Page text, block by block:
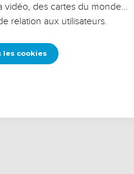
vidéo, des cartes du monde…
relation aux utilisateurs.
les cookies